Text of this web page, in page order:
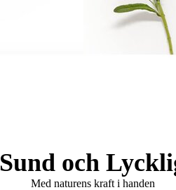
Sund och
Med naturens kraft i handen